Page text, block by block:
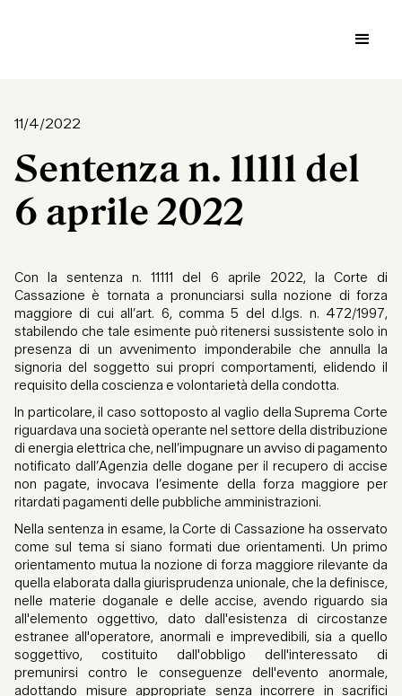
11/4/2022
Sentenza n. 11111 del
6 aprile 2022
Con la sentenza n. 11111 del 6 aprile 2022, la Corte di
Cassazione è tornata a pronunciarsi sulla nozione di forza
maggiore di cui all’art. 6, comma 5 del d.lgs. n. 472/1997,
stabilendo che tale esimente può ritenersi sussistente solo in
presenza di un avvenimento imponderabile che annulla la
signoria del soggetto sui propri comportamenti, elidendo il
requisito della coscienza e volontarietà della condotta.
In particolare, il caso sottoposto al vaglio della Suprema Corte
riguardava una società operante nel settore della distribuzione
di energia elettrica che, nell’impugnare un avviso di pagamento
notificato dall’Agenzia delle dogane per il recupero di accise
non pagate, invocava l’esimente della forza maggiore per
ritardati pagamenti delle pubbliche amministrazioni.
Nella sentenza in esame, la Corte di Cassazione ha osservato
come sul tema si siano formati due orientamenti. Un primo
orientamento mutua la nozione di forza maggiore rilevante da
quella elaborata dalla giurisprudenza unionale, che la definisce,
nelle materie doganale e delle accise, avendo riguardo sia
all'elemento oggettivo, dato dall'esistenza di circostanze
estranee all'operatore, anormali e imprevedibili, sia a quello
soggettivo, costituito dall'obbligo dell'interessato di
premunirsi contro le conseguenze dell'evento anormale,
adottando misure appropriate senza incorrere in sacrifici